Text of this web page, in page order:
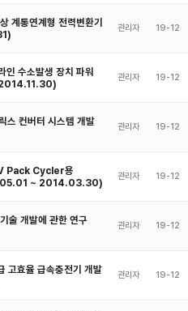
계통연계형 전력변환기
관리자 19-12
수소발생 장치 파워
관리자 19-12
스 컨버터 시스템 개발
관리자 19-12
Pack Cycler용
~ 2014.03.30)
관리자 19-12
술 개발에 관한 연구
관리자 19-12
효율 급속충전기 개발
관리자 19-12